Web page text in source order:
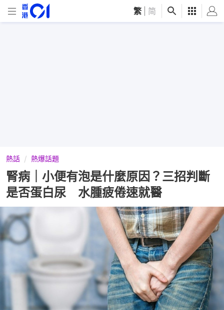
繁 简
熱話 熱爆話題
腎病｜小便有泡是什麼原因？三招判斷
是否蛋白尿 水腫疲倦速就醫